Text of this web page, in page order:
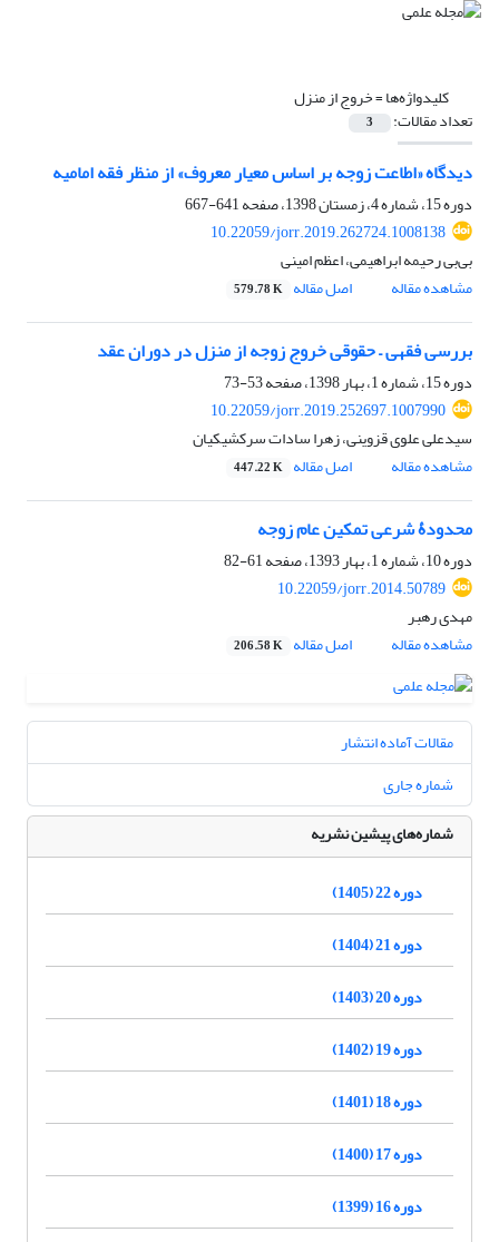
کلیدواژه‌ها =خروج از منزل
تعداد مقالات: 3
دیدگاه «اطاعت زوجه بر اساس معیار معروف» از منظر فقه امامیه
دوره 15، شماره 4، زمستان 1398، صفحه
641-667
10.22059/jorr.2019.262724.1008138
بی‌بی رحیمه ابراهیمی، اعظم امینی
مشاهده مقاله
اصل مقاله 579.78 K
بررسی فقهی – حقوقی خروج زوجه از منزل در دوران عقد
دوره 15، شماره 1، بهار 1398، صفحه
53-73
10.22059/jorr.2019.252697.1007990
سیدعلی علوی قزوینی، زهرا سادات سرکشیکیان
مشاهده مقاله
اصل مقاله 447.22 K
محدودۀ شرعی تمکین عام زوجه
دوره 10، شماره 1، بهار 1393، صفحه
61-82
10.22059/jorr.2014.50789
مهدی رهبر
مشاهده مقاله
اصل مقاله 206.58 K
مقالات آماده انتشار
شماره جاری
شماره‌های پیشین نشریه
دوره 22 (1405)
دوره 21 (1404)
دوره 20 (1403)
دوره 19 (1402)
دوره 18 (1401)
دوره 17 (1400)
دوره 16 (1399)